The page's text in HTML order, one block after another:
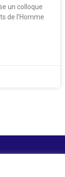
un colloque
de l’Homme